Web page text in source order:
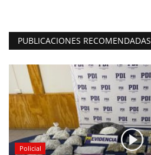
PUBLICACIONES RECOMENDADAS
Policial